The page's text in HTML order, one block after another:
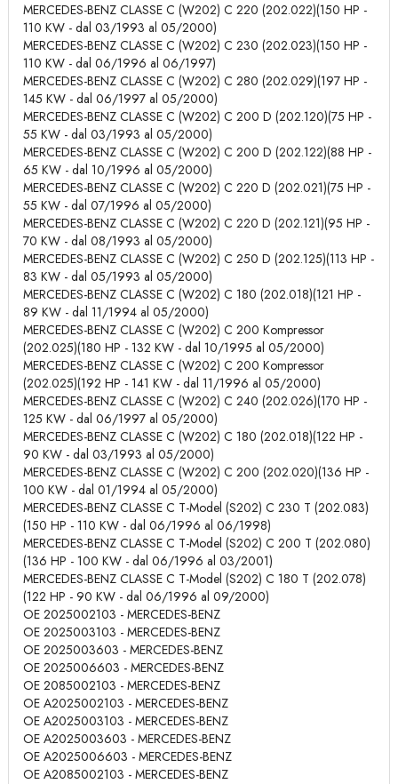
MERCEDES-BENZ CLASSE C (W202) C 220 (202.022)(150 HP -
110 KW - dal 03/1993 al 05/2000)
MERCEDES-BENZ CLASSE C (W202) C 230 (202.023)(150 HP -
110 KW - dal 06/1996 al 06/1997)
MERCEDES-BENZ CLASSE C (W202) C 280 (202.029)(197 HP -
145 KW - dal 06/1997 al 05/2000)
MERCEDES-BENZ CLASSE C (W202) C 200 D (202.120)(75 HP -
55 KW - dal 03/1993 al 05/2000)
MERCEDES-BENZ CLASSE C (W202) C 200 D (202.122)(88 HP -
65 KW - dal 10/1996 al 05/2000)
MERCEDES-BENZ CLASSE C (W202) C 220 D (202.021)(75 HP -
55 KW - dal 07/1996 al 05/2000)
MERCEDES-BENZ CLASSE C (W202) C 220 D (202.121)(95 HP -
70 KW - dal 08/1993 al 05/2000)
MERCEDES-BENZ CLASSE C (W202) C 250 D (202.125)(113 HP -
83 KW - dal 05/1993 al 05/2000)
MERCEDES-BENZ CLASSE C (W202) C 180 (202.018)(121 HP -
89 KW - dal 11/1994 al 05/2000)
MERCEDES-BENZ CLASSE C (W202) C 200 Kompressor
(202.025)(180 HP - 132 KW - dal 10/1995 al 05/2000)
MERCEDES-BENZ CLASSE C (W202) C 200 Kompressor
(202.025)(192 HP - 141 KW - dal 11/1996 al 05/2000)
MERCEDES-BENZ CLASSE C (W202) C 240 (202.026)(170 HP -
125 KW - dal 06/1997 al 05/2000)
MERCEDES-BENZ CLASSE C (W202) C 180 (202.018)(122 HP -
90 KW - dal 03/1993 al 05/2000)
MERCEDES-BENZ CLASSE C (W202) C 200 (202.020)(136 HP -
100 KW - dal 01/1994 al 05/2000)
MERCEDES-BENZ CLASSE C T-Model (S202) C 230 T (202.083)
(150 HP - 110 KW - dal 06/1996 al 06/1998)
MERCEDES-BENZ CLASSE C T-Model (S202) C 200 T (202.080)
(136 HP - 100 KW - dal 06/1996 al 03/2001)
MERCEDES-BENZ CLASSE C T-Model (S202) C 180 T (202.078)
(122 HP - 90 KW - dal 06/1996 al 09/2000)
OE 2025002103 - MERCEDES-BENZ
OE 2025003103 - MERCEDES-BENZ
OE 2025003603 - MERCEDES-BENZ
OE 2025006603 - MERCEDES-BENZ
OE 2085002103 - MERCEDES-BENZ
OE A2025002103 - MERCEDES-BENZ
OE A2025003103 - MERCEDES-BENZ
OE A2025003603 - MERCEDES-BENZ
OE A2025006603 - MERCEDES-BENZ
OE A2085002103 - MERCEDES-BENZ